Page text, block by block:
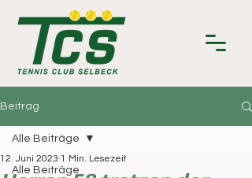
Beitrag
Alle Beiträge
Alle Beiträge
12. Juni 2023 1 Min. Lesezeit